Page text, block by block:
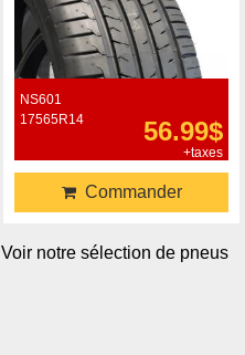
NS601
17565R14
56.99$
+taxes
Commander
Voir notre sélection de pneus